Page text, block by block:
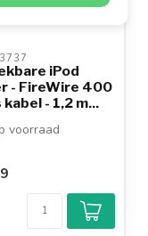
iPod
- FireWire 400
- 1,2 m...
voorraad